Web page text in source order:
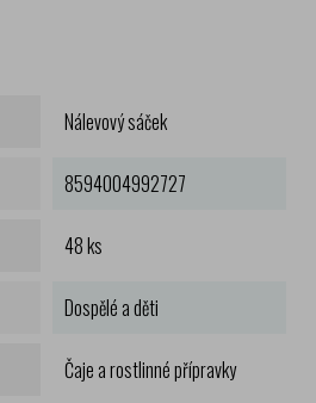
Nálevový sáček
8594004992727
48 ks
Dospělé a děti
Čaje a rostlinné přípravky